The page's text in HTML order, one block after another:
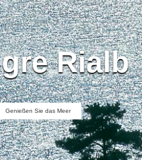
Rialb
Genießen Sie das Meer